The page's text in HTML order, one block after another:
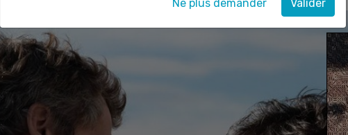
Ne plus demander Valider